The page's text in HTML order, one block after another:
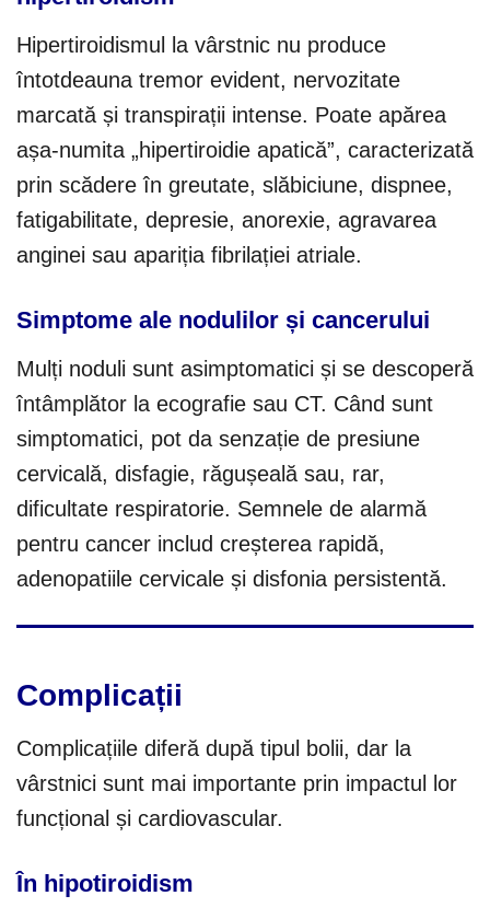
Hipertiroidismul la vârstnic nu produce
întotdeauna tremor evident, nervozitate
marcată și transpirații intense. Poate apărea
așa-numita „hipertiroidie apatică”, caracterizată
prin scădere în greutate, slăbiciune, dispnee,
fatigabilitate, depresie, anorexie, agravarea
anginei sau apariția fibrilației atriale.
Simptome ale nodulilor și cancerului
Mulți noduli sunt asimptomatici și se descoperă
întâmplător la ecografie sau CT. Când sunt
simptomatici, pot da senzație de presiune
cervicală, disfagie, răgușeală sau, rar,
dificultate respiratorie. Semnele de alarmă
pentru cancer includ creșterea rapidă,
adenopatiile cervicale și disfonia persistentă.
Complicații
Complicațiile diferă după tipul bolii, dar la
vârstnici sunt mai importante prin impactul lor
funcțional și cardiovascular.
În hipotiroidism